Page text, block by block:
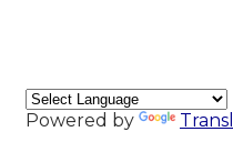
Powered by